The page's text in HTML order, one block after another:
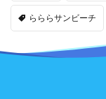
らららサンビーチ